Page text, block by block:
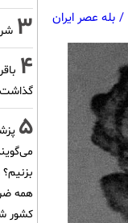
/ بله عصر ایران 3
4
5
همه
کشور